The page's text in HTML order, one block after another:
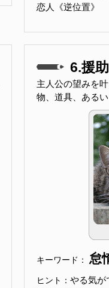
恋人《逆位置》
6.援
主人公の望みを
物、道具、ある
キーワード： 怠
ヒント： やる気が